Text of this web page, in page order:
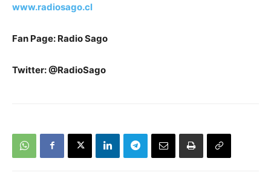
www.radiosago.cl
Fan Page: Radio Sago
Twitter: @RadioSago